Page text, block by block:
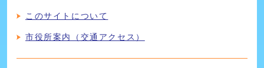
このサイトについて
市役所案内（交通アクセス）